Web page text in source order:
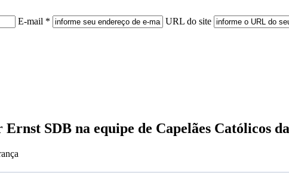
E-mail * URL do site
SDB na equipe de Capelães Católicos